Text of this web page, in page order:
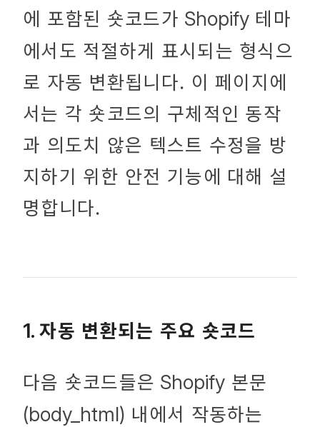
에 포함된 숏코드가 Shopify 테마
에서도 적절하게 표시되는 형식으
로 자동 변환됩니다. 이 페이지에
서는 각 숏코드의 구체적인 동작
과 의도치 않은 텍스트 수정을 방
지하기 위한 안전 기능에 대해 설
명합니다.
1. 자동 변환되는 주요 숏코드
다음 숏코드들은 Shopify 본문
(body_html) 내에서 작동하는